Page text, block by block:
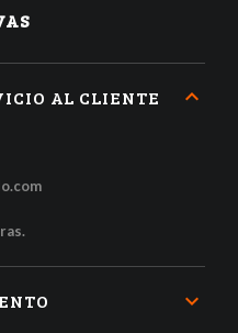
AL CLIENTE